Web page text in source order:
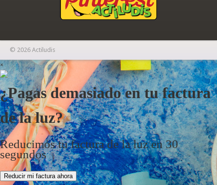
© 2026 Actiludis
×
¿Pagas demasiado en tu factura
de la luz?
Reducimos tu factura de la luz en 30
segundos
Reducir mi factura ahora